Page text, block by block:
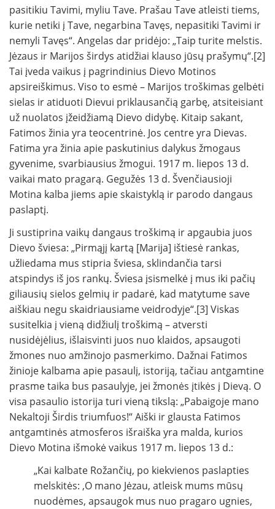
pasitikiu Tavimi, myliu Tave. Prašau Tave atleisti tiems,
kurie netiki į Tave, negarbina Tavęs, nepasitiki Tavimi ir
nemyli Tavęs“. Angelas dar pridėjo: „Taip turite melstis.
Jėzaus ir Marijos širdys atidžiai klauso jūsų prašymų“.[2]
Tai įveda vaikus į pagrindinius Dievo Motinos
apsireiškimus. Viso to esmė – Marijos troškimas gelbėti
sielas ir atiduoti Dievui priklausančią garbę, atsiteisiant
už nuolatos įžeidžiamą Dievo didybę. Kitaip sakant,
Fatimos žinia yra teocentrinė. Jos centre yra Dievas.
Fatima yra žinia apie paskutinius dalykus žmogaus
gyvenime, svarbiausius žmogui. 1917 m. liepos 13 d.
vaikai mato pragarą. Gegužės 13 d. Švenčiausioji
Motina kalba jiems apie skaistyklą ir parodo dangaus
paslaptį.
Ji sustiprina vaikų dangaus troškimą ir apgaubia juos
Dievo šviesa: „Pirmąjį kartą [Marija] ištiesė rankas,
užliedama mus stipria šviesa, sklindančia tarsi
atspindys iš jos rankų. Šviesa įsismelkė į mus iki pačių
giliausių sielos gelmių ir padarė, kad matytume save
aiškiau negu skaidriausiame veidrodyje“.[3] Viskas
susitelkia į vieną didžiulį troškimą – atversti
nusidėjėlius, išlaisvinti juos nuo klaidos, apsaugoti
žmones nuo amžinojo pasmerkimo. Dažnai Fatimos
žinioje kalbama apie pasaulį, istoriją, tačiau antgamtine
prasme taika bus pasaulyje, jei žmonės įtikės į Dievą. O
visa pasaulio istorija turi vieną tikslą: „Pabaigoje mano
Nekaltoji Širdis triumfuos!“ Aiški ir glausta Fatimos
antgamtinės atmosferos išraiška yra malda, kurios
Dievo Motina išmokė vaikus 1917 m. liepos 13 d.:
„Kai kalbate Rožančių, po kiekvienos paslapties
melskitės: ‚O mano Jėzau, atleisk mums mūsų
nuodėmes, apsaugok mus nuo pragaro ugnies,